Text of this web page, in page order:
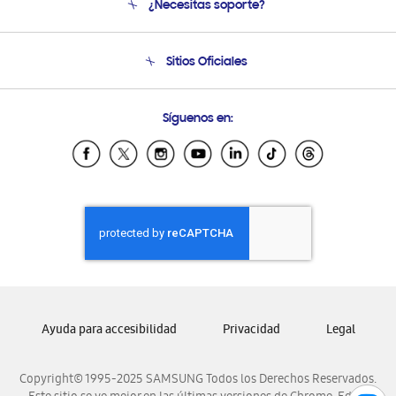
Soporte
¿Necesitas soporte?
Soporte vía eMail
Sitios Oficiales
Samsung Ecuador
Samsung El Salvador
Samsung Honduras
Samsung Nicaragua
Samsung Panamá
Samsung Venezuela
Síguenos en:
Copyright© 1995-2025 SAMSUNG Todos los Derechos Reservados.
Ayuda para accesibilidad Privacidad Legal